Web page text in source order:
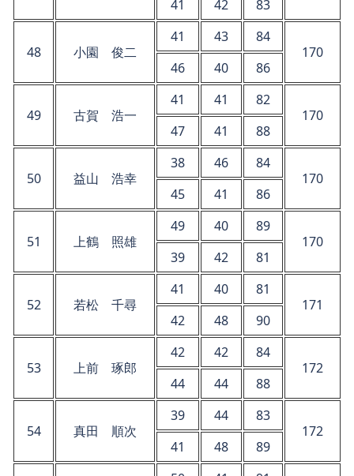
41
42 83
48 小園 俊二
41 43
84
170
46
40 86
49 古賀 浩一
41 41
82
170
47
41 88
50 益山 浩幸
38 46
84
170
45
41 86
51 上鶴 照雄
49 40
89
170
39
42 81
52 若松 千尋
41 40
81
171
42
48 90
53 上前 琢郎
42 42
84
172
44
44 88
54 真田 順次
39 44
83
172
41
48
89